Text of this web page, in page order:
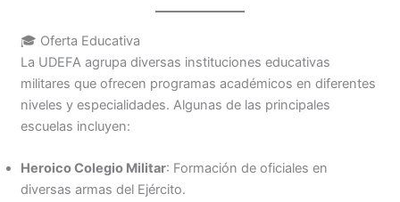
🎓 Oferta Educativa
La UDEFA agrupa diversas instituciones educativas
militares que ofrecen programas académicos en diferentes
niveles y especialidades. Algunas de las principales
escuelas incluyen:
Heroico Colegio Militar: Formación de oficiales en
diversas armas del Ejército.